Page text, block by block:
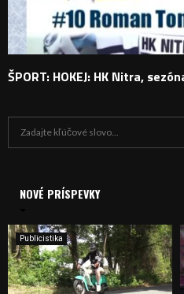
ŠPORT: HOKEJ: HK Nitra,
i
e
:
NOVÉ PRÍSPEVKY
Publicistika